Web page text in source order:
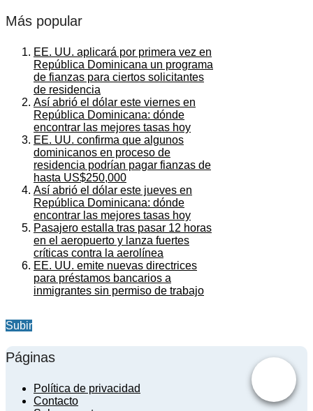
Más popular
EE. UU. aplicará por primera vez en
República Dominicana un programa
de fianzas para ciertos solicitantes
de residencia
Así abrió el dólar este viernes en
República Dominicana: dónde
encontrar las mejores tasas hoy
EE. UU. confirma que algunos
dominicanos en proceso de
residencia podrían pagar fianzas de
hasta US$250,000
Así abrió el dólar este jueves en
República Dominicana: dónde
encontrar las mejores tasas hoy
Pasajero estalla tras pasar 12 horas
en el aeropuerto y lanza fuertes
críticas contra la aerolínea
EE. UU. emite nuevas directrices
para préstamos bancarios a
inmigrantes sin permiso de trabajo
Subir
Páginas
Política de privacidad
Contacto